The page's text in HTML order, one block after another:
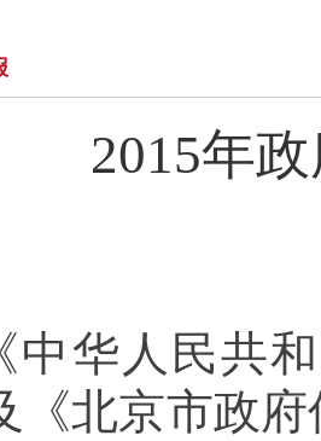
2015年
中华人民共
《北京市政